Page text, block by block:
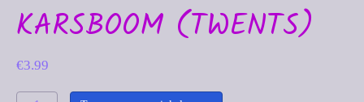
KARSBOOM (TWENTS)
€3.99